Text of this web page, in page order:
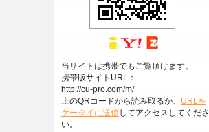
当サイトは携帯でもご覧頂けます。
携帯版サイトURL：
http://cu-pro.com/m/
上のQRコードから読み取るか、 URLを
ケータイに送信してアクセスしてくださ
い。